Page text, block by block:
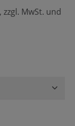
MwSt. und